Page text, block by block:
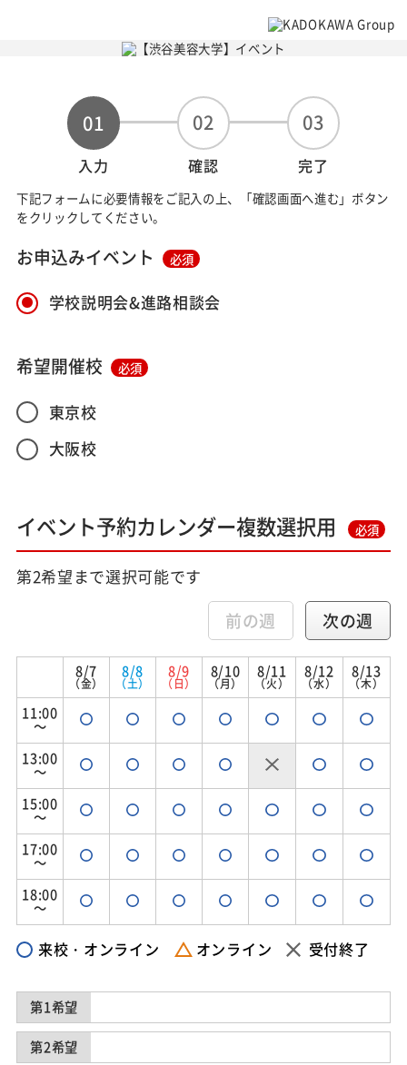
01
入力
02
確認
03
完了
下記フォームに必要情報をご記入の上、「確認画面へ進む」ボタン
をクリックしてください。
お申込みイベント 必須
学校説明会&進路相談会
希望開催校 必須
東京校
大阪校
イベント予約カレンダー複数選択用 必須
第2希望まで選択可能です
前の週 次の週
8/7
（金）
8/8
（土）
8/9
（日）
8/10
（月）
8/11
（火）
8/12
（水）
8/13
（木）
11:00
～
13:00
～
15:00
～
17:00
～
18:00
～
来校・オンライン オンライン 受付終了
第1希望
第2希望